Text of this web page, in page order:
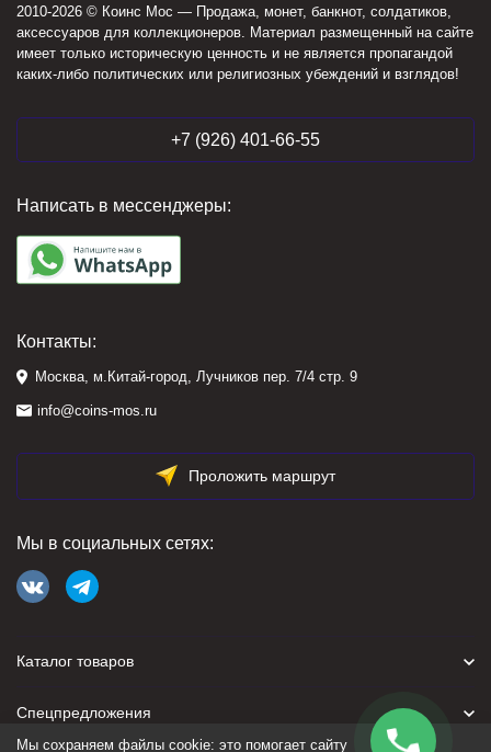
2010-2026 © Коинс Мос — Продажа, монет, банкнот, солдатиков,
аксессуаров для коллекционеров. Материал размещенный на сайте
имеет только историческую ценность и не является пропагандой
каких-либо политических или религиозных убеждений и взглядов!
+7 (926) 401-66-55
Написать в мессенджеры:
Контакты:
Москва, м.Китай-город, Лучников пер. 7/4 стр. 9
info@coins-mos.ru
Проложить маршрут
Мы в социальных сетях:
Каталог товаров
Спецпредложения
Мы сохраняем файлы cookie: это помогает сайту